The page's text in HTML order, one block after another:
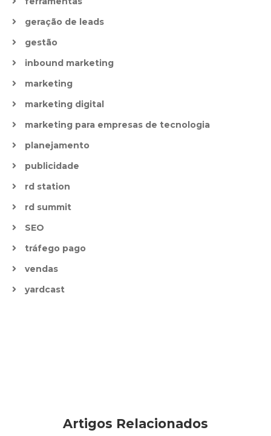
geração de leads
gestão
inbound marketing
marketing
marketing digital
marketing para empresas de tecnologia
planejamento
publicidade
rd station
rd summit
SEO
tráfego pago
vendas
yardcast
Artigos Relacionados